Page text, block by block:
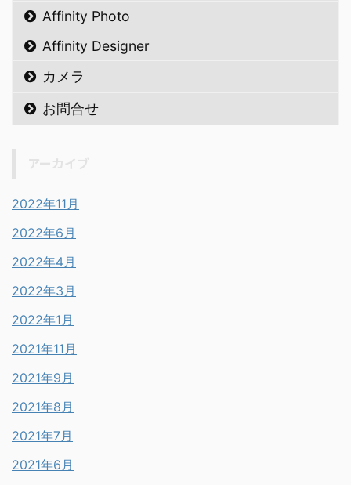
Affinity Photo
Affinity Designer
カメラ
お問合せ
2022年11月
2022年6月
2022年4月
2022年3月
2022年1月
2021年11月
2021年9月
2021年8月
2021年7月
2021年6月